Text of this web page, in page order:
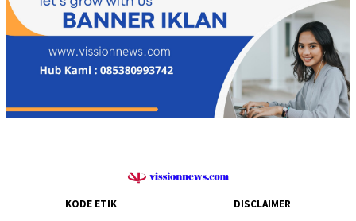
KODE ETIK
DISCLAIMER